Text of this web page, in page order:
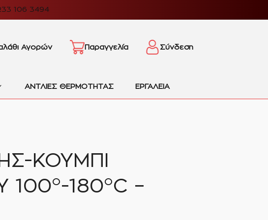
106 3494
Αγορών Παραγγελία Σύνδεση
ΑΝΤΛΙΕΣ ΘΕΡΜΟΤΗΤΑΣ ΕΡΓΑΛΕΙΑ
ΚΟΥΜΠΙ
180°C –